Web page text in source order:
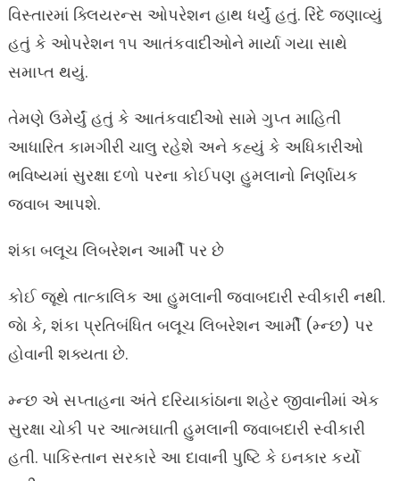
વિસ્તારમાં ક્લિયરન્સ ઓપરેશન હાથ ધર્યું હતું. રિંદે જણાવ્યું
હતું કે ઓપરેશન ૧૫ આતંકવાદીઓને માર્યા ગયા સાથે
સમાપ્ત થયું.
તેમણે ઉમેર્યું હતું કે આતંકવાદીઓ સામે ગુપ્ત માહિતી
આધારિત કામગીરી ચાલુ રહેશે અને કહ્યું કે અધિકારીઓ
ભવિષ્યમાં સુરક્ષા દળો પરના કોઈપણ હુમલાનો નિર્ણાયક
જવાબ આપશે.
શંકા બલૂચ લિબરેશન આર્મી પર છે
કોઈ જૂથે તાત્કાલિક આ હુમલાની જવાબદારી સ્વીકારી નથી.
જાે કે, શંકા પ્રતિબંધિત બલૂચ લિબરેશન આર્મી (મ્ન્છ) પર
હોવાની શક્યતા છે.
મ્ન્છ એ સપ્તાહના અંતે દરિયાકાંઠાના શહેર જીવાનીમાં એક
સુરક્ષા ચોકી પર આત્મઘાતી હુમલાની જવાબદારી સ્વીકારી
હતી. પાકિસ્તાન સરકારે આ દાવાની પુષ્ટિ કે ઇનકાર કર્યો